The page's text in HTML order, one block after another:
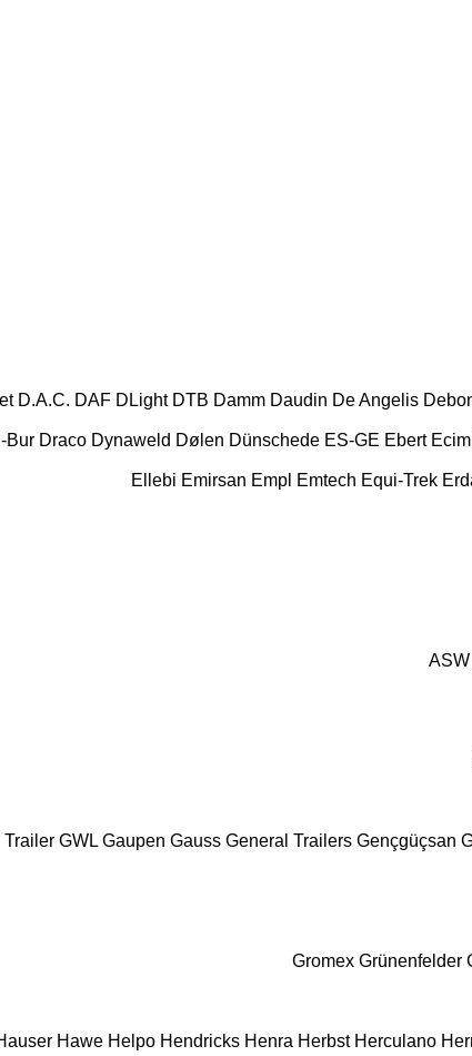
D.A.C. DAF DLight DTB Damm Daudin De Angelis
Bur Draco Dynaweld Dølen Dünschede ES-GE Ebert Ecim
Ellebi Emirsan Empl Emtech Equi-Trek
ASW
Trailer GWL Gaupen Gauss General Trailers Gençgüçsan
Gromex Grünenfelder
Hawe Helpo Hendricks Henra Herbst Herculano